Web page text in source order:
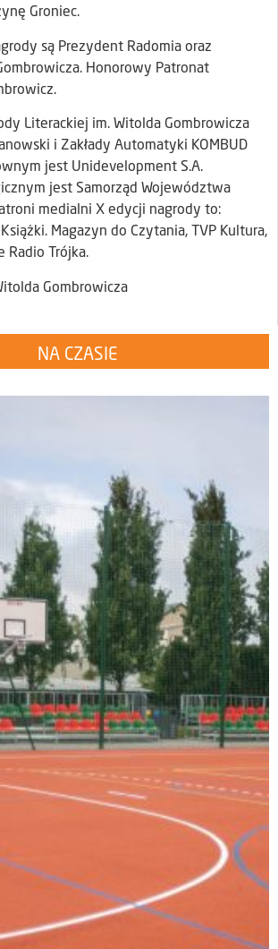
Groniec.
są Prezydent Radomia oraz
Honorowy Patronat
Literackiej im. Witolda Gombrowicza
i Zakłady Automatyki KOMBUD
jest Unidevelopment S.A.
jest Samorząd Województwa
medialni X edycji nagrody to:
Magazyn do Czytania, TVP Kultura,
Radio Trójka.
Gombrowicza
NA CZASIE